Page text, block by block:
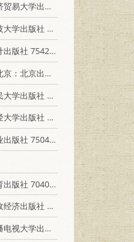
社 756380661X
社 7810244353
754290177X
出版社 7200014176
社 7300009077
社 781005080X
社 7504427047
社 7040041405
社 7500507844
版社 4300·118